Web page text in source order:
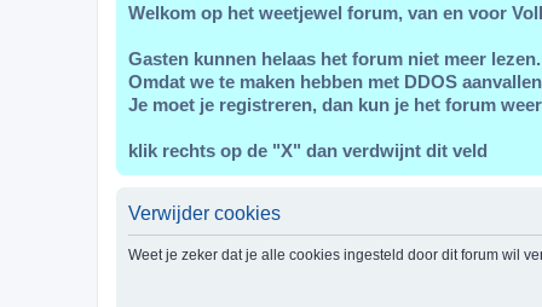
Welkom op het weetjewel forum, van en voor
Gasten kunnen helaas het forum niet meer lezen.
Omdat we te maken hebben met DDOS
Je moet je registreren, dan kun je het forum
klik rechts op de "X" dan verdwijnt dit veld
Verwijder cookies
Weet je zeker dat je alle cookies ingesteld door dit forum wil